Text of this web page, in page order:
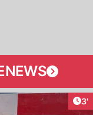
3'